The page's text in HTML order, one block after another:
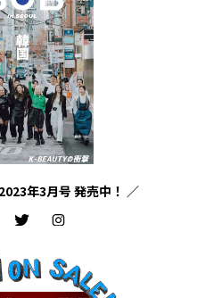
年3月号 発売中！ ／